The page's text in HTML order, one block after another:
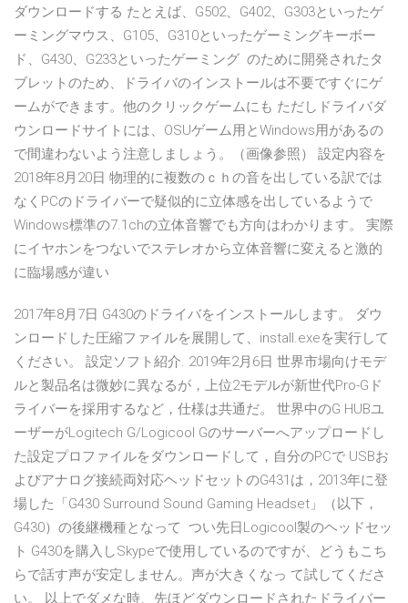
ダウンロードする たとえば、G502、G402、G303といったゲ
ーミングマウス、G105、G310といったゲーミングキーボー
ド、G430、G233といったゲーミング のために開発されたタ
ブレットのため、ドライバのインストールは不要ですぐにゲ
ームができます。他のクリックゲームにも ただしドライバダ
ウンロードサイトには、OSUゲーム用とWindows用があるの
で間違わないよう注意しましょう。（画像参照） 設定内容を
2018年8月20日 物理的に複数のｃｈの音を出している訳では
なくPCのドライバーで疑似的に立体感を出しているようで
Windows標準の7.1chの立体音響でも方向はわかります。 実際
にイヤホンをつないでステレオから立体音響に変えると激的
に臨場感が違い
2017年8月7日 G430のドライバをインストールします。 ダウ
ンロードした圧縮ファイルを展開して、install.exeを実行して
ください。 設定ソフト紹介. 2019年2月6日 世界市場向けモデ
ルと製品名は微妙に異なるが，上位2モデルが新世代Pro-Gド
ライバーを採用するなど，仕様は共通だ。 世界中のG HUBユ
ーザーがLogitech G/Logicool Gのサーバーへアップロードし
た設定プロファイルをダウンロードして，自分のPCで USBお
よびアナログ接続両対応ヘッドセットのG431は，2013年に登
場した「G430 Surround Sound Gaming Headset」（以下，
G430）の後継機種となって つい先日Logicool製のヘッドセッ
ト G430を購入しSkypeで使用しているのですが、どうもこち
らで話す声が安定しません。声が大きくなっ て試してくださ
い。 以上でダメな時、先ほどダウンロードされたドライバー